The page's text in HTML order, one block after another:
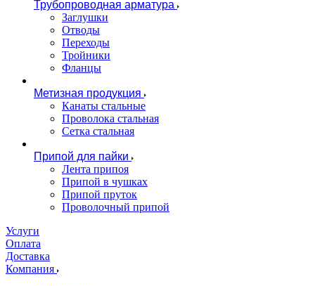
Трубопроводная арматура
Заглушки
Отводы
Переходы
Тройники
Фланцы
Метизная продукция
Канаты стальные
Проволока стальная
Сетка стальная
Припой для пайки
Лента припоя
Припой в чушках
Припой пруток
Проволочный припой
Услуги
Оплата
Доставка
Компания